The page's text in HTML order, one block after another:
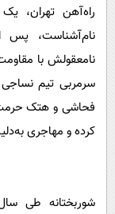
راه‌آهن تهران،
نام‌آشناست، پس
نامعقولش با
سرمربی تیم
فحاشی و هتک
کرده و مهاجری
شوربختانه طی